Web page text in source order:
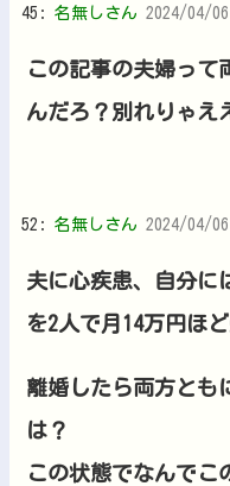
45: 名無しさん 2024/04/
この記事の夫婦って
んだろ？別れりゃえ
52: 名無しさん 2024/04/
夫に心疾患、自分に
を2人で月14万円ほど
離婚したら両方とも
は？
この状態でなんでこ